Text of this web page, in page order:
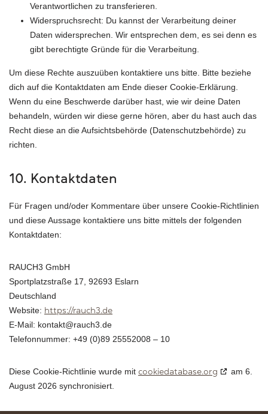
Verantwortlichen zu transferieren.
Widerspruchsrecht: Du kannst der Verarbeitung deiner
Daten widersprechen. Wir entsprechen dem, es sei denn es
gibt berechtigte Gründe für die Verarbeitung.
Um diese Rechte auszuüben kontaktiere uns bitte. Bitte beziehe
dich auf die Kontaktdaten am Ende dieser Cookie-Erklärung.
Wenn du eine Beschwerde darüber hast, wie wir deine Daten
behandeln, würden wir diese gerne hören, aber du hast auch das
Recht diese an die Aufsichtsbehörde (Datenschutzbehörde) zu
richten.
10. Kontaktdaten
Für Fragen und/oder Kommentare über unsere Cookie-Richtlinien
und diese Aussage kontaktiere uns bitte mittels der folgenden
Kontaktdaten:
RAUCH3 GmbH
Sportplatzstraße 17, 92693 Eslarn
Deutschland
Website: https://rauch3.de
E-Mail: kontakt@rauch3.de
Telefonnummer: +49 (0)89 25552008 – 10
Diese Cookie-Richtlinie wurde mit cookiedatabase.org
am 6.
August 2026 synchronisiert.